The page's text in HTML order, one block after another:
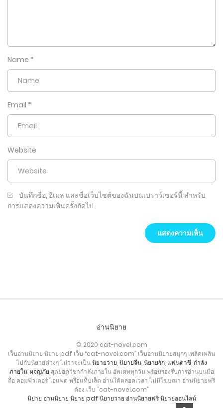
Name *
Email *
Website
บันทึกชื่อ, อีเมล และชื่อเว็บไซต์ของฉันบนเบราว์เซอร์นี้ สำหรับ
การแสดงความเห็นครั้งถัดไป
อ่านนิยาย
© 2020 cat-novel.com
เว็บอ่านนิยาย นิยาย pdf เว็บ “cat-novel.com” เว็บอ่านนิยายสนุกๆ เพลิดเพลิน
ไปกับนิยายต่างๆ ไม่ว่าจะเป็นนิยายวาย นิยายจีน, นิยายรัก, แฟนตาซี, กำลัง
ภายใน, ผจญภัย สุดยอดวิชากำลังภายใน อัพเดททุกวัน พร้อมรองรับการอ่านบนมือ
ถือ คอมพิวเตอร์ ไอแพด หรือแท็บเล็ต อ่านได้ตลอดเวลา ไม่มีโฆษณา อ่านนิยายฟรี
ต้อง เว็บ ”cat-novel.com”
นิยาย อ่านนิยาย นิยาย pdf นิยายวาย อ่านนิยายฟรี นิยายออนไลน์